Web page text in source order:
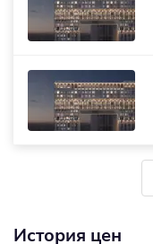
История цен